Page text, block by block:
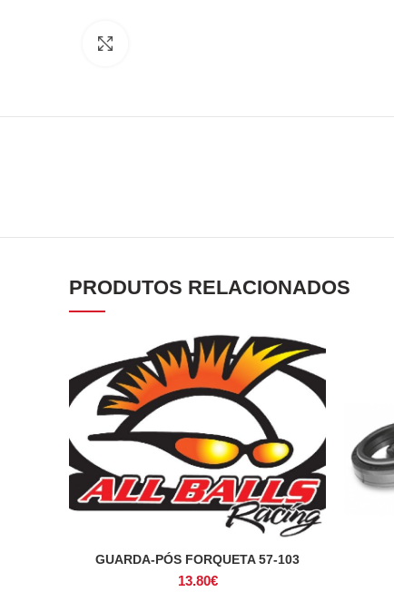
PRODUTOS RELACIONADOS
ADICIONAR
GUARDA-PÓS FORQUETA 57-103
13.80€